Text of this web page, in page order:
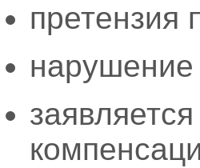
претензия